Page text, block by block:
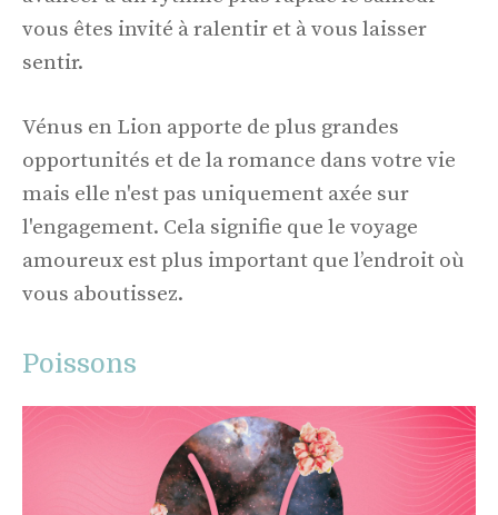
vous êtes invité à ralentir et à vous laisser
sentir.
Vénus en Lion apporte de plus grandes
opportunités et de la romance dans votre vie
mais elle n'est pas uniquement axée sur
l'engagement. Cela signifie que le voyage
amoureux est plus important que l’endroit où
vous aboutissez.
Poissons